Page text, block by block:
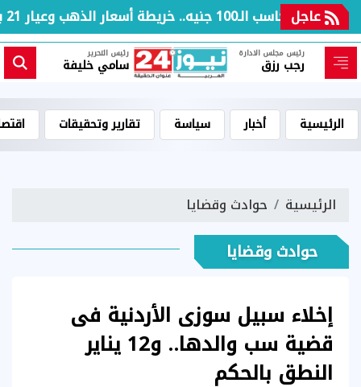
عاجل
بعد مكاسب الـ100 جنيه.. خريطة أسعار الذهب وعيار 21 بالعطلة الأسبوعية
رئيس مجلس الادارة
رجب رزق
رئيس التحرير
سامي خليفة
الرئيسية أخبار سياسة تقارير وتحقيقات
الرئيسية حوادث وقضايا
حوادث وقضايا
إخلاء سبيل سوزى الأردنية فى
قضية سب والدها.. و12 يناير
النطق بالحكم